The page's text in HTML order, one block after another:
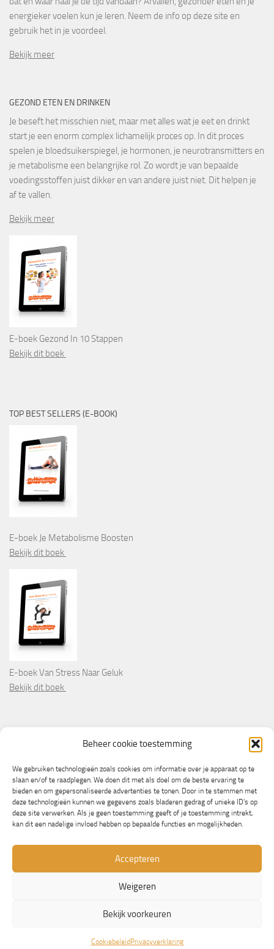
Beheer cookie toestemming
We gebruiken technologieën zoals cookies om informatie over je apparaat op te
slaan en/of te raadplegen. We doen dit met als doel om de beste ervaring te
bieden en om gepersonaliseerde advertenties te tonen. Door in te stemmen met
deze technologieën kunnen we gegevens zoals bladeren gedrag of unieke ID's op
deze site verwerken. Als je geen toestemming geeft of je toestemming intrekt,
kan dit een nadelige invloed hebben op bepaalde functies en mogelijkheden.
Accepteren
Weigeren
Bekijk voorkeuren
CookiebeleidPrivacyverklaring
energieker voelen kun je leren. Neem de info op deze site en
gebruik het in je voordeel.
Bekijk meer
GEZOND ETEN EN DRINKEN
Je beseft het misschien niet, maar met alles wat je eet en drinkt
start je een enorm complex lichamelijk proces op. In dit proces
spelen je bloedsuikerspiegel, je hormonen, je neurotransmitters en
je metabolisme een belangrijke rol. Zo wordt je van bepaalde
voedingsstoffen juist dikker en van andere juist niet. Dit helpen je
af te vallen.
Bekijk meer
E-boek Gezond In 10 Stappen
Bekijk dit boek
TOP BEST SELLERS (E-BOOK)
E-boek Je Metabolisme Boosten
Bekijk dit boek
E-boek Van Stress Naar Geluk
Bekijk dit boek
Mogelijk gemaakt door - Ontworpen met de